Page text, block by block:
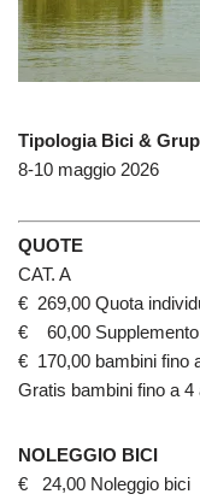
Tipologia Bici &
8-10 maggio 2026
QUOTE
CAT. A
€ 269,00 Quota
€ 60,00 Supplemento
€ 170,00 bambini fino
Gratis bambini fino a 4
NOLEGGIO BICI
€ 24,00 Noleggio bici